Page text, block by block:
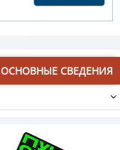
ОСНОВНЫЕ СВЕДЕНИЯ